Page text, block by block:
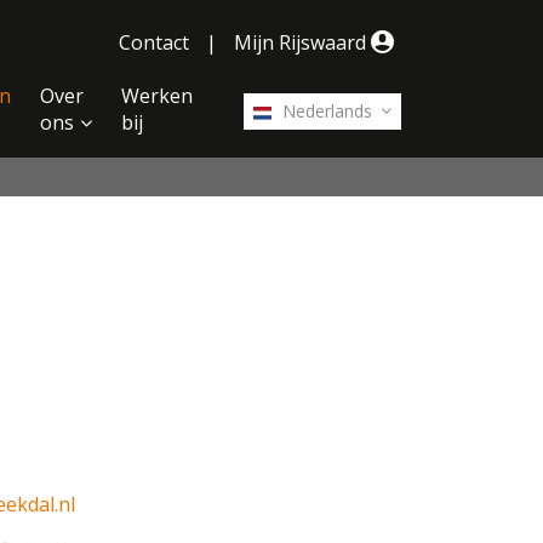
Contact
| Mijn Rijswaard
Nederlands
Over
ons
Werken
bij